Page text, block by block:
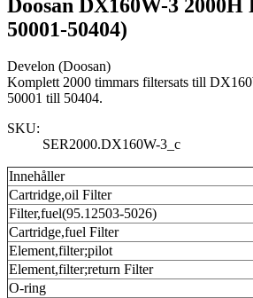
Doosan DX160W-3
50001-50404)
Develon (Doosan)
Komplett 2000 timmars filtersats till
50001 till 50404.
SKU:
SER2000.DX160W-3_c
Innehåller
Cartridge,oil Filter
Filter,fuel(95.12503-5026)
Cartridge,fuel Filter
Element,filter;pilot
Element,filter;return Filter
O-ring